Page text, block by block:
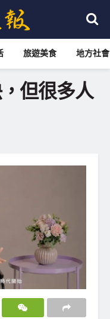
旅遊美食 地方社會
但很多人